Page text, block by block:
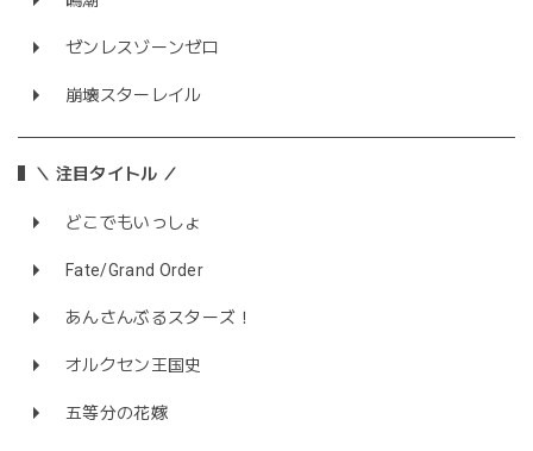
ゼンレスゾーンゼロ
崩壊スターレイル
＼ 注目タイトル ／
どこでもいっしょ
Fate/Grand Order
あんさんぶるスターズ！
オルクセン王国史
五等分の花嫁